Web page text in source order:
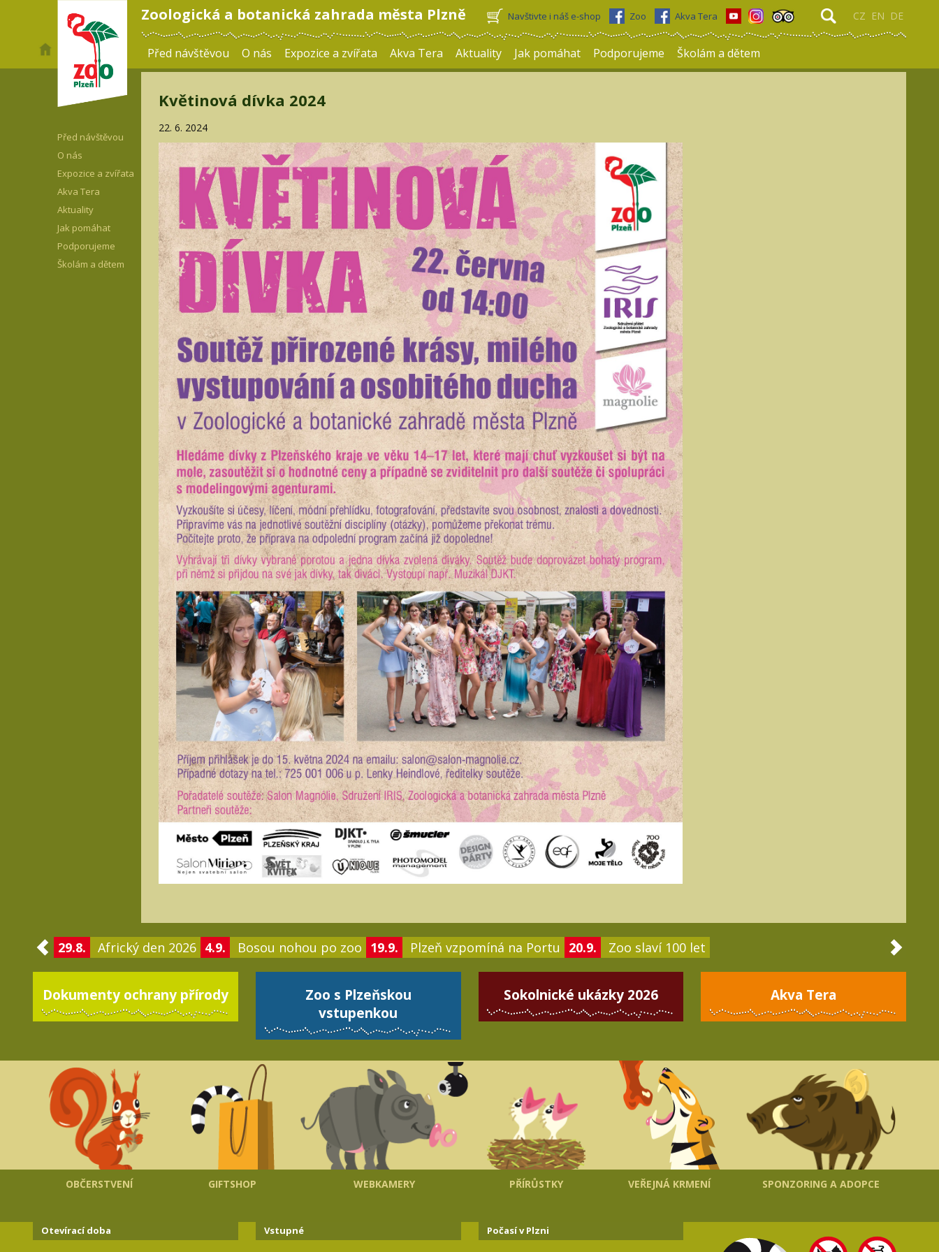
Zoologická a botanická zahrada města Plzně CZ EN DE
Navštivte i náš e-shop Zoo Akva Tera
Před návštěvou O nás Expozice a zvířata Akva Tera Aktuality Jak pomáhat Podporujeme Školám a dětem
Před návštěvou
O nás
Expozice a zvířata
Akva Tera
Aktuality
Jak pomáhat
Podporujeme
Školám a dětem
Květinová dívka 2024
22. 6. 2024
29.8. Africký den 2026 4.9. Bosou nohou po zoo 19.9. Plzeň vzpomíná na Portu 20.9. Zoo slaví 100 let
Dokumenty ochrany přírody
Zoo s Plzeňskou
vstupenkou
Sokolnické ukázky 2026 Akva Tera
OBČERSTVENÍ GIFTSHOP WEBKAMERY PŘÍRŮSTKY VEŘEJNÁ KRMENÍ SPONZORING A ADOPCE
Otevírací doba Vstupné Počasí v Plzni